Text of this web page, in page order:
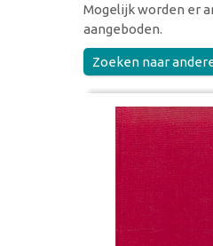
Mogelijk worden er
aangeboden.
Zoeken naar